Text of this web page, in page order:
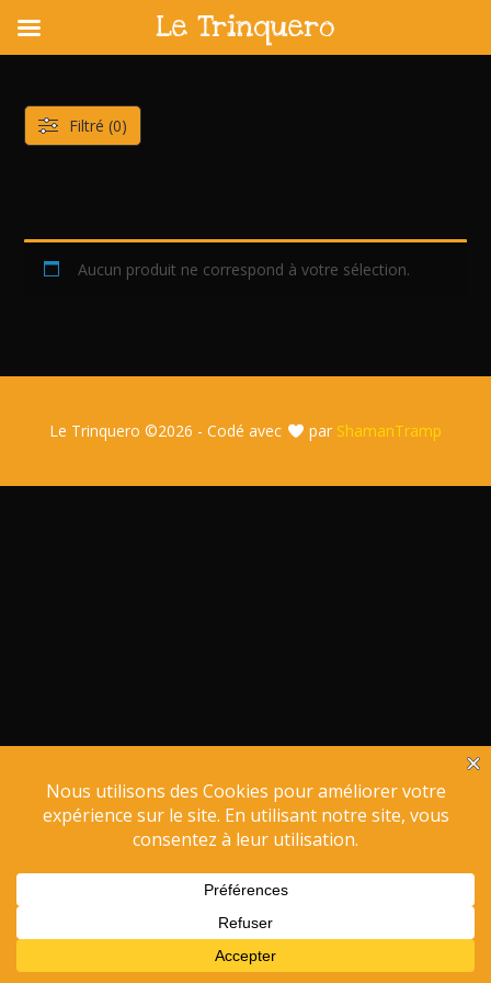
content
Aucun produit ne correspond à votre sélection.
Filtré (0)
Le Trinquero ©2026 - Codé avec par ShamanTramp
Le Trinquero